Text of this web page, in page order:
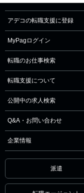
アデコの転職支援に登録
MyPagログイン
転職のお仕事検索
転職支援について
公開中の求人検索
Q&A・お問い合わせ
企業情報
派遣